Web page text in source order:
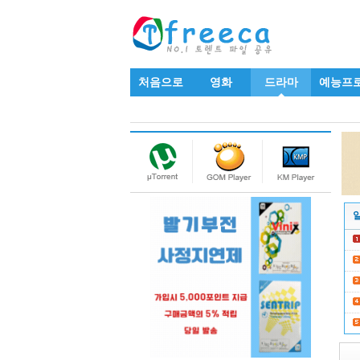
처음으로 영화 드라마 예능프